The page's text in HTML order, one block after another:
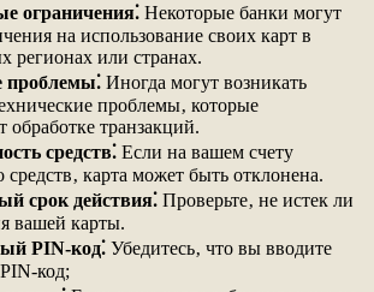
ограничения⁚ Некоторые банки могут
на использование своих карт в
регионах или странах.
проблемы⁚ Иногда могут возникать
проблемы‚ которые
обработке транзакций.
средств⁚ Если на вашем счету
средств‚ карта может быть отклонена.
срок действия⁚ Проверьте‚ не истек ли
вашей карты.
PIN-код⁚ Убедитесь‚ что вы вводите
код;